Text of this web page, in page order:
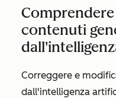
contenuti
Correggere e
dall'intelligenza